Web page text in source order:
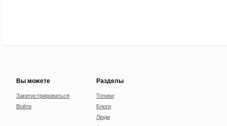
Вы можете
Зарегистрироваться
Войти
Разделы
Топики
Блоги
Люди